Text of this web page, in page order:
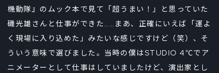
機動隊』のムック本で見て「超うまい！」と思っていた
磯光雄さんと仕事ができた……まあ、正確にいえば「運よ
く現場に入り込めた」みたいな感じですけど（笑）、そ
ういう意味で選びました。当時の僕はSTUDIO 4℃でア
ニメーターとして仕事はしていましたけど、演出家とし